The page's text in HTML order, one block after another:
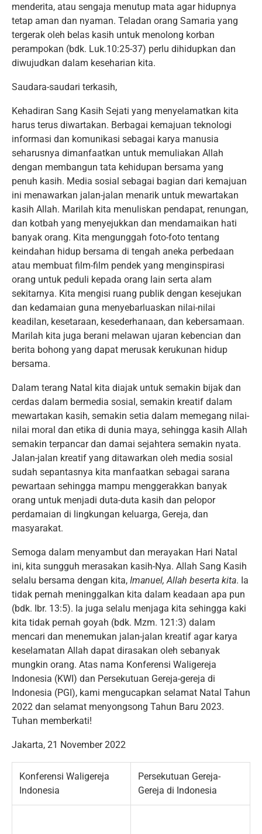
menderita, atau sengaja menutup mata agar hidupnya
tetap aman dan nyaman. Teladan orang Samaria yang
tergerak oleh belas kasih untuk menolong korban
perampokan (bdk. Luk.10:25-37) perlu dihidupkan dan
diwujudkan dalam keseharian kita.
Saudara-saudari terkasih,
Kehadiran Sang Kasih Sejati yang menyelamatkan kita
harus terus diwartakan. Berbagai kemajuan teknologi
informasi dan komunikasi sebagai karya manusia
seharusnya dimanfaatkan untuk memuliakan Allah
dengan membangun tata kehidupan bersama yang
penuh kasih. Media sosial sebagai bagian dari kemajuan
ini menawarkan jalan-jalan menarik untuk mewartakan
kasih Allah. Marilah kita menuliskan pendapat, renungan,
dan kotbah yang menyejukkan dan mendamaikan hati
banyak orang. Kita mengunggah foto-foto tentang
keindahan hidup bersama di tengah aneka perbedaan
atau membuat film-film pendek yang menginspirasi
orang untuk peduli kepada orang lain serta alam
sekitarnya. Kita mengisi ruang publik dengan kesejukan
dan kedamaian guna menyebarluaskan nilai-nilai
keadilan, kesetaraan, kesederhanaan, dan kebersamaan.
Marilah kita juga berani melawan ujaran kebencian dan
berita bohong yang dapat merusak kerukunan hidup
bersama.
Dalam terang Natal kita diajak untuk semakin bijak dan
cerdas dalam bermedia sosial, semakin kreatif dalam
mewartakan kasih, semakin setia dalam memegang nilai-
nilai moral dan etika di dunia maya, sehingga kasih Allah
semakin terpancar dan damai sejahtera semakin nyata.
Jalan-jalan kreatif yang ditawarkan oleh media sosial
sudah sepantasnya kita manfaatkan sebagai sarana
pewartaan sehingga mampu menggerakkan banyak
orang untuk menjadi duta-duta kasih dan pelopor
perdamaian di lingkungan keluarga, Gereja, dan
masyarakat.
Semoga dalam menyambut dan merayakan Hari Natal
ini, kita sungguh merasakan kasih-Nya. Allah Sang Kasih
selalu bersama dengan kita, Imanuel, Allah beserta kita. Ia
tidak pernah meninggalkan kita dalam keadaan apa pun
(bdk. Ibr. 13:5). Ia juga selalu menjaga kita sehingga kaki
kita tidak pernah goyah (bdk. Mzm. 121:3) dalam
mencari dan menemukan jalan-jalan kreatif agar karya
keselamatan Allah dapat dirasakan oleh sebanyak
mungkin orang. Atas nama Konferensi Waligereja
Indonesia (KWI) dan Persekutuan Gereja-gereja di
Indonesia (PGI), kami mengucapkan selamat Natal Tahun
2022 dan selamat menyongsong Tahun Baru 2023.
Tuhan memberkati!
Jakarta, 21 November 2022
Konferensi Waligereja
Indonesia
Persekutuan Gereja-
Gereja di Indonesia